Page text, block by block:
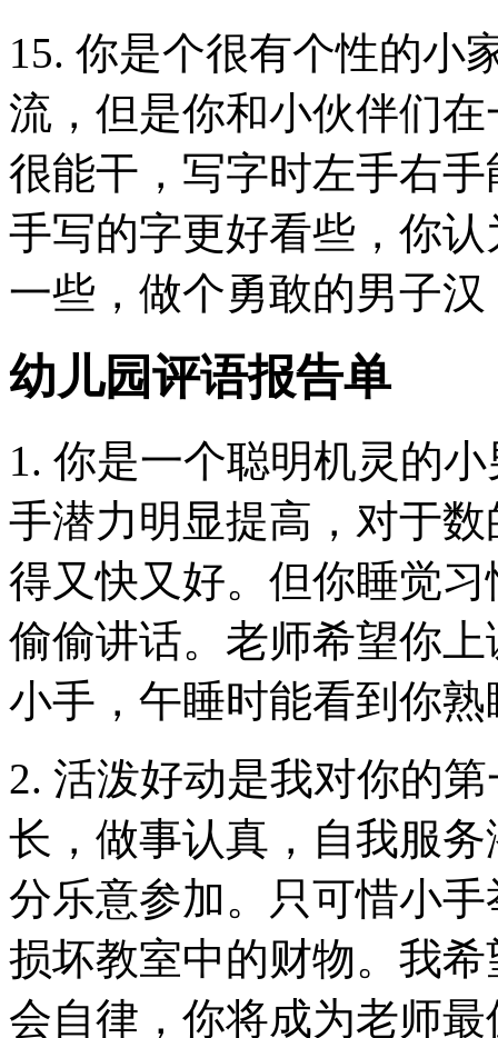
15. 你是个很有个性的小
流，但是你和小伙伴们
很能干，写字时左手右
手写的字更好看些，你
一些，做个勇敢的男子汉
幼儿园评语报告单
1. 你是一个聪明机灵的
手潜力明显提高，对于
得又快又好。但你睡觉
偷偷讲话。老师希望你
小手，午睡时能看到你
2. 活泼好动是我对你的
长，做事认真，自我服
分乐意参加。只可惜小
损坏教室中的财物。我
会自律，你将成为老师